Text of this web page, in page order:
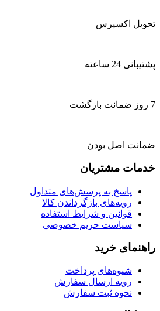
تحویل اکسپرس
پشتیبانی 24 ساعته
7 روز ضمانت بازگشت
ضمانت اصل بودن
خدمات مشتریان
پاسخ به پرسش‌های متداول
رویه‌های بازگرداندن کالا
قوانین و شرایط استفاده
سیاست حریم خصوصی
راهنمای خرید
شیوه‌های پرداخت
رویه ارسال سفارش
نحوه ثبت سفارش